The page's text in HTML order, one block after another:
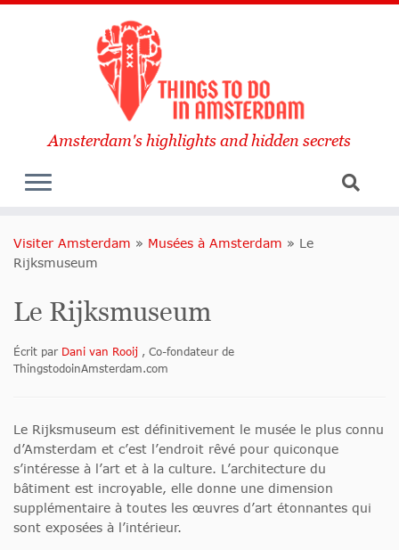
Amsterdam's highlights and hidden secrets
Visiter Amsterdam » Musées à Amsterdam » Le
Rijksmuseum
Le Rijksmuseum
Écrit par Dani van Rooij , Co-fondateur de
ThingstodoinAmsterdam.com
Le Rijksmuseum est définitivement le musée le plus connu
d’Amsterdam et c’est l’endroit rêvé pour quiconque
s’intéresse à l’art et à la culture. L’architecture du
bâtiment est incroyable, elle donne une dimension
supplémentaire à toutes les œuvres d’art étonnantes qui
sont exposées à l’intérieur.